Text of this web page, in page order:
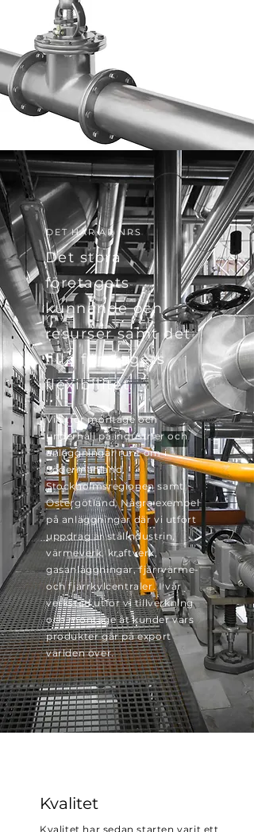
DET HÄR ÄR NRS
Det stora
företagets
kunnande och
resurser samt det
lilla företagets
flexibilitet.
Vi utför montage och
underhåll på industrier och
anläggningar runt om i
Södermanland,
Stockholmsregionen samt
Östergötland. Några exempel
på anläggningar där vi utfört
uppdrag är stålindustrin,
värmeverk, kraftverk,
gasanläggningar, fjärrvärme-
och fjärrkylcentraler.I vår
verkstad utför vi tillverkning
och montage åt kunder vars
produkter går på export
världen över.
Kvalitet
Kvalitet har sedan starten varit ett